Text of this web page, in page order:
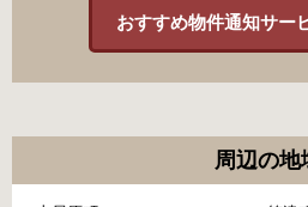
おすすめ物件通知サー
周辺の地